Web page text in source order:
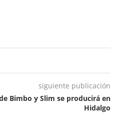
siguiente publicación
Bimbo y Slim se producirá en
Hidalgo